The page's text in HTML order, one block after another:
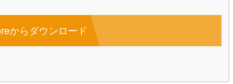
からダウンロード